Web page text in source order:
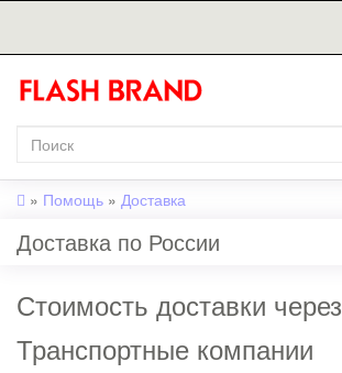
» Помощь » Доставка
Доставка по России
Стоимость доставки через
Транспортные компании